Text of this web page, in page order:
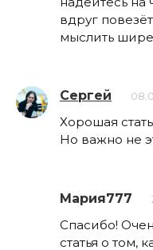
вдруг
мыслить
Сергей
Хорошая
Но важно не
Мария777
Спасибо!
статья о том,